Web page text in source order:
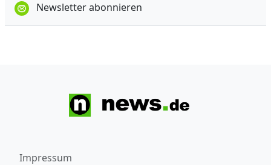
Newsletter abonnieren
Impressum